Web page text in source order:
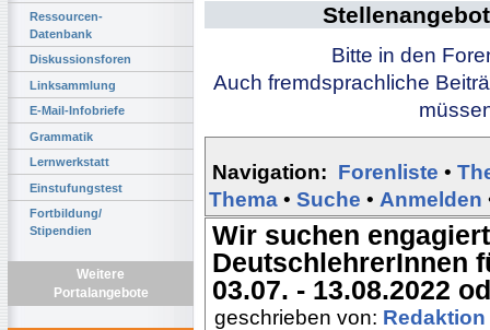
Ressourcen-
Datenbank
Diskussionsforen
Linksammlung
E-Mail-Infobriefe
Grammatik
Lernwerkstatt
Einstufungstest
Fortbildung/
Stipendien
Weitere
Portalangebote
Bitte in den
Auch fremdsprachliche
Navigation: Forenliste •
Thema • Suche • Anmelden
Wir suchen
DeutschlehrerInnen
03.07. - 13.08.2022
geschrieben von: Redaktion